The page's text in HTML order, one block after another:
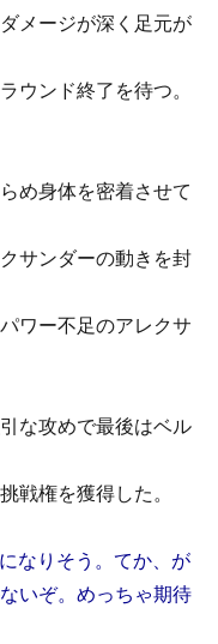
メージが深く足元が
ウンド終了を待つ。
め身体を密着させて
サンダーの動きを封
ワー不足のアレクサ
な攻めで最後はベル
戦権を獲得した。
なりそう。てか、が
いぞ。めっちゃ期待